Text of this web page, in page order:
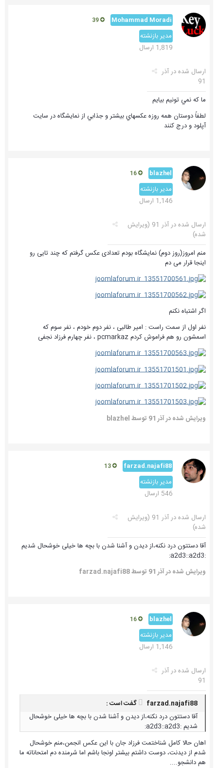
Mohammad Moradi
مدیر بازنشته
1,819 ارسال
ارسال شده درآذر
91
ما كه نمي تونيم بيايم
لطفاً دوستان همه روزه عكسهاي بيشتر و جذابي از نمايشگاه در سايت
آپلود و درج كنند
blazhel
مدیر بازنشته
1,146 ارسال
ارسال شده درآذر 91
(ویرایش
شده)
منم امروز(روز دوم) نمایشگاه بودم تعدادی عکس گرفتم که چند تایی رو
اینجا قرار می دم
اگر اشتباه نکنم
نفر اول از سمت راست : امیر طالبی ، نفر دوم خودم ، نفر سوم که
اسمشون رو هم فراموش کردم pcmarkaz ، نفر چهارم فرزاد نجفی
ویرایش شده درآذر 91 توسط blazhel
farzad.najafi88
مدیر بازنشته
546 ارسال
ارسال شده درآذر 91
(ویرایش
شده)
آقا دستتون درد نکنه،از دیدن و آشنا شدن با بچه ها خیلی خوشحال شدیم
:a2d3::a2d3:
ویرایش شده درآذر 91 توسط farzad.najafi88
blazhel
مدیر بازنشته
1,146 ارسال
ارسال شده درآذر
91
farzad.najafi88 گفت است :
آقا دستتون درد نکنه،از دیدن و آشنا شدن با بچه ها خیلی خوشحال
شدیم :a2d3::a2d3:
اهان حالا کامل شناختمت فرزاد جان با این عکس انجمن،منم خوشحال
شدم از دیدنت، دوست داشتم بیشتر اونجا باشم اما شرمنده دم امتحاناته ما
هم دانشجو....